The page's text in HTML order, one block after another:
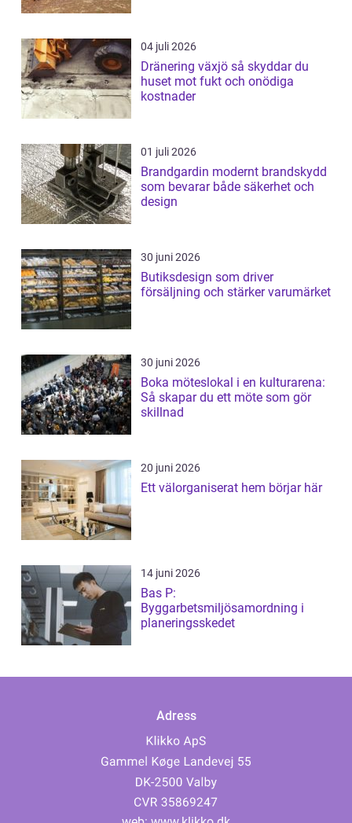
04 juli 2026
Dränering växjö så skyddar du
huset mot fukt och onödiga
kostnader
01 juli 2026
Brandgardin modernt brandskydd
som bevarar både säkerhet och
design
30 juni 2026
Butiksdesign som driver
försäljning och stärker varumärket
30 juni 2026
Boka möteslokal i en kulturarena:
Så skapar du ett möte som gör
skillnad
20 juni 2026
Ett välorganiserat hem börjar här
14 juni 2026
Bas P:
Byggarbetsmiljösamordning i
planeringsskedet
Adress